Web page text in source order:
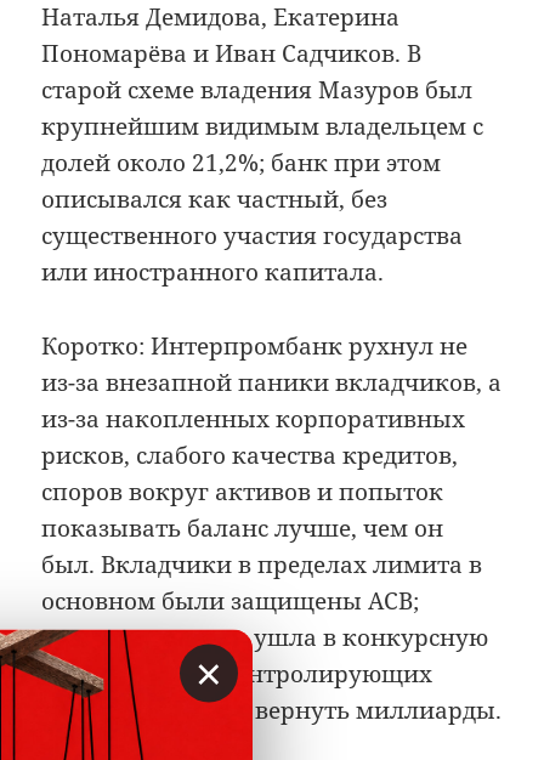
Наталья Демидова, Екатерина
Пономарёва и Иван Садчиков. В
старой схеме владения Мазуров был
крупнейшим видимым владельцем с
долей около 21,2%; банк при этом
описывался как частный, без
существенного участия государства
или иностранного капитала.
Коротко: Интерпромбанк рухнул не
из-за внезапной паники вкладчиков, а
из-за накопленных корпоративных
рисков, слабого качества кредитов,
споров вокруг активов и попыток
показывать баланс лучше, чем он
был. Вкладчики в пределах лимита в
основном были защищены АСВ;
настоящая драма ушла в конкурсную
массу, споры о контролирующих
лицах и попытки вернуть миллиарды.
×